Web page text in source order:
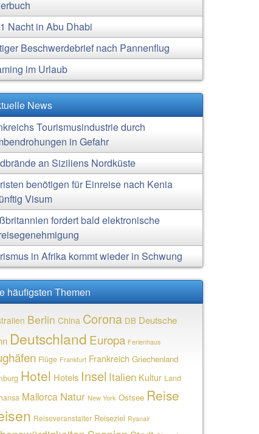
Nacht in Abu Dhabi
Beschwerdebrief nach Pannenflug
im Urlaub
News
Tourismusindustrie durch
in Gefahr
an Siziliens Nordküste
benötigen für Einreise nach Kenia
Visum
fordert bald elektronische
in Afrika kommt wieder in Schwung
häufigsten Themen
Berlin China Corona DB Deutsche
Deutschland Europa Ferienhaus
Flüge Frankfurt Frankreich Griechenland
Hotel Hotels Insel Italien Kultur Land
Mallorca Natur New York Ostsee Reise
Reiseveranstalter Reiseziel Ryanair